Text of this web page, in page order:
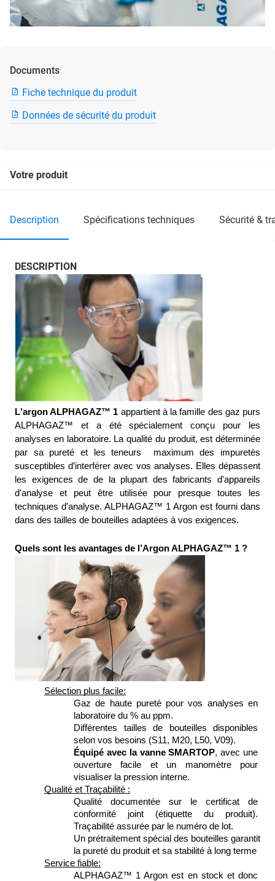
Documents
Fiche technique du produit
Données de sécurité du produit
Votre produit
description spécifications techniques sécurité &
DESCRIPTION
L'argon ALPHAGAZ™ 1 appartient à la famille des gaz purs
ALPHAGAZ™ et a été spécialement conçu pour les
analyses en laboratoire. La qualité du produit, est déterminée
par sa pureté et les teneurs  maximum des impuretés
susceptibles d’interférer avec vos analyses. Elles dépassent
les exigences de de la plupart des fabricants d'appareils
d'analyse et peut être utilisée pour presque toutes les
techniques d'analyse. ALPHAGAZ™ 1 Argon est fourni dans
dans des tailles de bouteilles adaptées à vos exigences.
Quels sont les avantages de l’Argon ALPHAGAZ™ 1 ?
Sélection plus facile:
Gaz de haute pureté pour vos analyses en
laboratoire du % au ppm.
Différentes tailles de bouteilles disponibles
selon vos besoins (S11, M20, L50, V09).
Équipé avec la vanne SMARTOP, avec une
ouverture facile et un manomètre pour
visualiser la pression interne.
Qualité et Traçabilité :
Qualité documentée sur le certificat de
conformité joint (étiquette du produit).
Traçabilité assurée par le numéro de lot.
Un prétraitement spécial des bouteilles garantit
la pureté du produit et sa stabilité à long terme
Service fiable:
ALPHAGAZ™ 1 Argon est en stock et donc